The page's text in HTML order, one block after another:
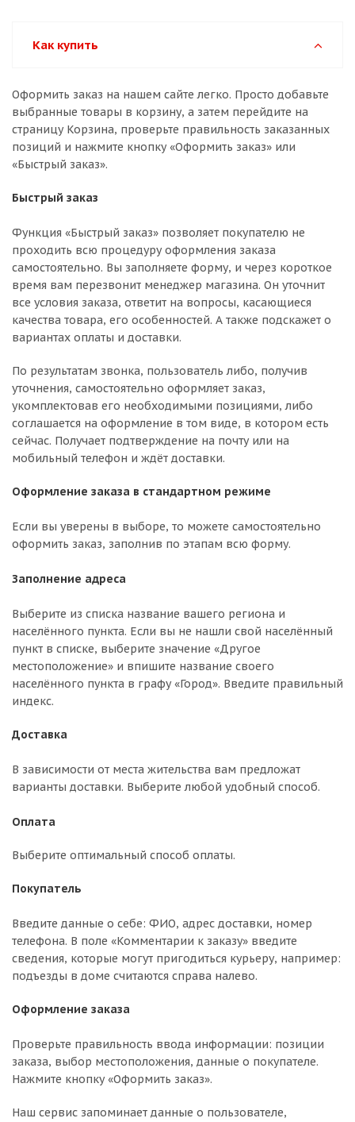
Как купить
Оформить заказ на нашем сайте легко. Просто добавьте
выбранные товары в корзину, а затем перейдите на
страницу Корзина, проверьте правильность заказанных
позиций и нажмите кнопку «Оформить заказ» или
«Быстрый заказ».
Быстрый заказ
Функция «Быстрый заказ» позволяет покупателю не
проходить всю процедуру оформления заказа
самостоятельно. Вы заполняете форму, и через короткое
время вам перезвонит менеджер магазина. Он уточнит
все условия заказа, ответит на вопросы, касающиеся
качества товара, его особенностей. А также подскажет о
вариантах оплаты и доставки.
По результатам звонка, пользователь либо, получив
уточнения, самостоятельно оформляет заказ,
укомплектовав его необходимыми позициями, либо
соглашается на оформление в том виде, в котором есть
сейчас. Получает подтверждение на почту или на
мобильный телефон и ждёт доставки.
Оформление заказа в стандартном режиме
Если вы уверены в выборе, то можете самостоятельно
оформить заказ, заполнив по этапам всю форму.
Заполнение адреса
Выберите из списка название вашего региона и
населённого пункта. Если вы не нашли свой населённый
пункт в списке, выберите значение «Другое
местоположение» и впишите название своего
населённого пункта в графу «Город». Введите правильный
индекс.
Доставка
В зависимости от места жительства вам предложат
варианты доставки. Выберите любой удобный способ.
Оплата
Выберите оптимальный способ оплаты.
Покупатель
Введите данные о себе: ФИО, адрес доставки, номер
телефона. В поле «Комментарии к заказу» введите
сведения, которые могут пригодиться курьеру, например:
подъезды в доме считаются справа налево.
Оформление заказа
Проверьте правильность ввода информации: позиции
заказа, выбор местоположения, данные о покупателе.
Нажмите кнопку «Оформить заказ».
Наш сервис запоминает данные о пользователе,